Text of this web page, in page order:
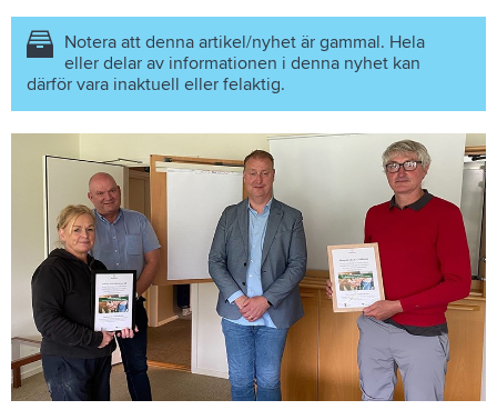
SOM
FAVORIT
Notera att denna artikel/nyhet är gammal. Hela
eller delar av informationen i denna nyhet kan
därför vara inaktuell eller felaktig.